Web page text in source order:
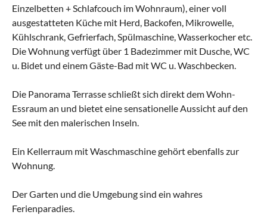
Einzelbetten + Schlafcouch im Wohnraum), einer voll
ausgestatteten Küche mit Herd, Backofen, Mikrowelle,
Kühlschrank, Gefrierfach, Spülmaschine, Wasserkocher etc.
Die Wohnung verfügt über 1 Badezimmer mit Dusche, WC
u. Bidet und einem Gäste-Bad mit WC u. Waschbecken.
Die Panorama Terrasse schließt sich direkt dem Wohn-
Essraum an und bietet eine sensationelle Aussicht auf den
See mit den malerischen Inseln.
Ein Kellerraum mit Waschmaschine gehört ebenfalls zur
Wohnung.
Der Garten und die Umgebung sind ein wahres
Ferienparadies.